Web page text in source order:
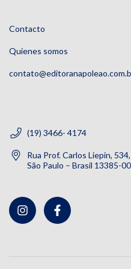
Contacto
Quienes somos
(19) 3466- 4174
Rua Prof. Carlos Liepin,
São Paulo – Brasil 13385-